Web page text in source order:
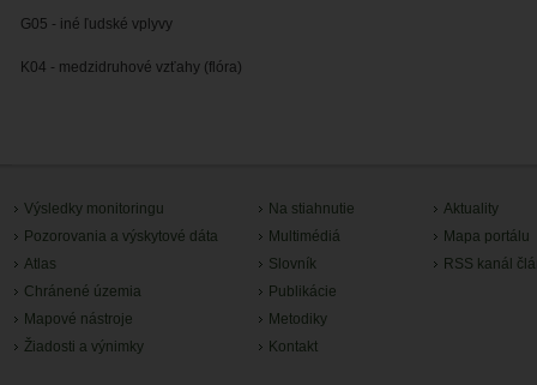
G05 - iné ľudské vplyvy
K04 - medzidruhové vzťahy (flóra)
Výsledky monitoringu
Pozorovania a výskytové dáta
Atlas
Chránené územia
Mapové nástroje
Žiadosti a výnimky
Na stiahnutie
Multimédiá
Slovník
Publikácie
Metodiky
Kontakt
Aktuality
Mapa portálu
RSS kanál